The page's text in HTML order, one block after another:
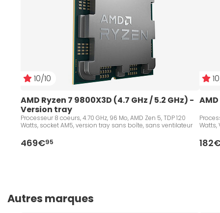
10/10
AMD Ryzen 7 9800X3D (4.7 GHz / 5.2 GHz) -
Version tray
Processeur 8 coeurs, 4.70 GHz, 96 Mo, AMD Zen 5, TDP 120
Watts, socket AM5, version tray sans boîte, sans ventilateur
469€95
Watts,
Autres marques